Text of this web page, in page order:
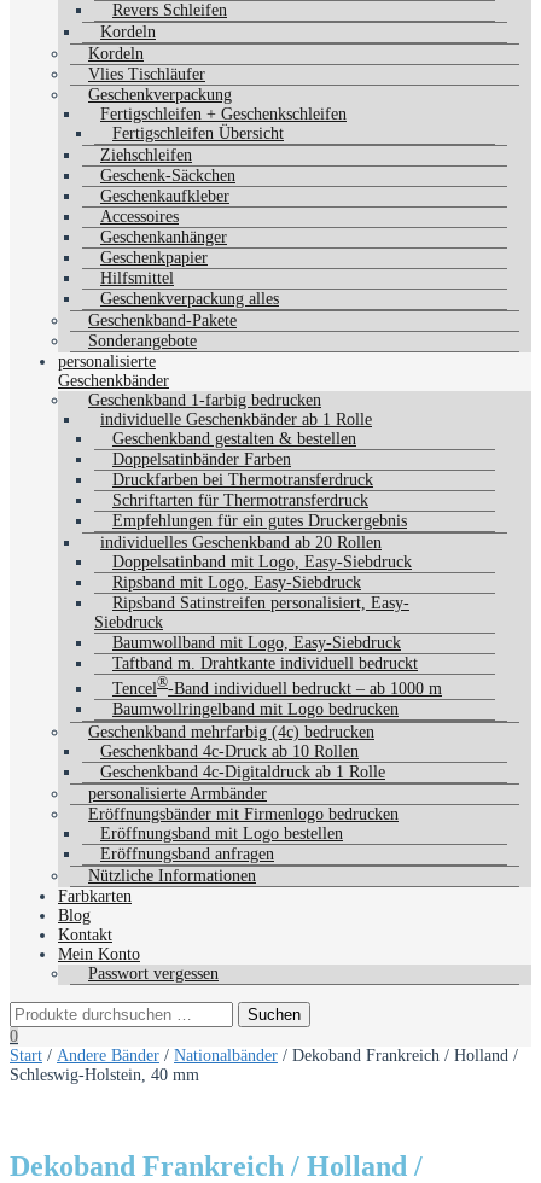
Revers Schleifen
Kordeln
Kordeln
Vlies Tischläufer
Geschenkverpackung
Fertigschleifen + Geschenkschleifen
Fertigschleifen Übersicht
Ziehschleifen
Geschenk-Säckchen
Geschenkaufkleber
Accessoires
Geschenkanhänger
Geschenkpapier
Hilfsmittel
Geschenkverpackung alles
Geschenkband-Pakete
Sonderangebote
personalisierte
Geschenkbänder
Geschenkband 1-farbig bedrucken
individuelle Geschenkbänder ab 1 Rolle
Geschenkband gestalten & bestellen
Doppelsatinbänder Farben
Druckfarben bei Thermotransferdruck
Schriftarten für Thermotransferdruck
Empfehlungen für ein gutes Druckergebnis
individuelles Geschenkband ab 20 Rollen
Doppelsatinband mit Logo, Easy-Siebdruck
Ripsband mit Logo, Easy-Siebdruck
Ripsband Satinstreifen personalisiert, Easy-
Siebdruck
Baumwollband mit Logo, Easy-Siebdruck
Taftband m. Drahtkante individuell bedruckt
Tencel®-Band individuell bedruckt – ab 1000 m
Baumwollringelband mit Logo bedrucken
Geschenkband mehrfarbig (4c) bedrucken
Geschenkband 4c-Druck ab 10 Rollen
Geschenkband 4c-Digitaldruck ab 1 Rolle
personalisierte Armbänder
Eröffnungsbänder mit Firmenlogo bedrucken
Eröffnungsband mit Logo bestellen
Eröffnungsband anfragen
Nützliche Informationen
Farbkarten
Blog
Kontakt
Mein Konto
Passwort vergessen
0
Start / Andere Bänder / Nationalbänder / Dekoband Frankreich / Holland /
Schleswig-Holstein, 40 mm
Dekoband Frankreich / Holland /